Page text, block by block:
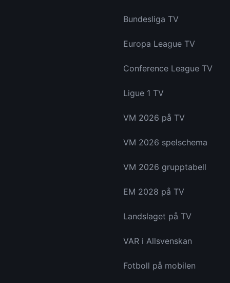
Bundesliga TV
Europa League TV
Conference League TV
Ligue 1 TV
VM 2026 på TV
VM 2026 spelschema
VM 2026 grupptabell
EM 2028 på TV
Landslaget på TV
VAR i Allsvenskan
Fotboll på mobilen